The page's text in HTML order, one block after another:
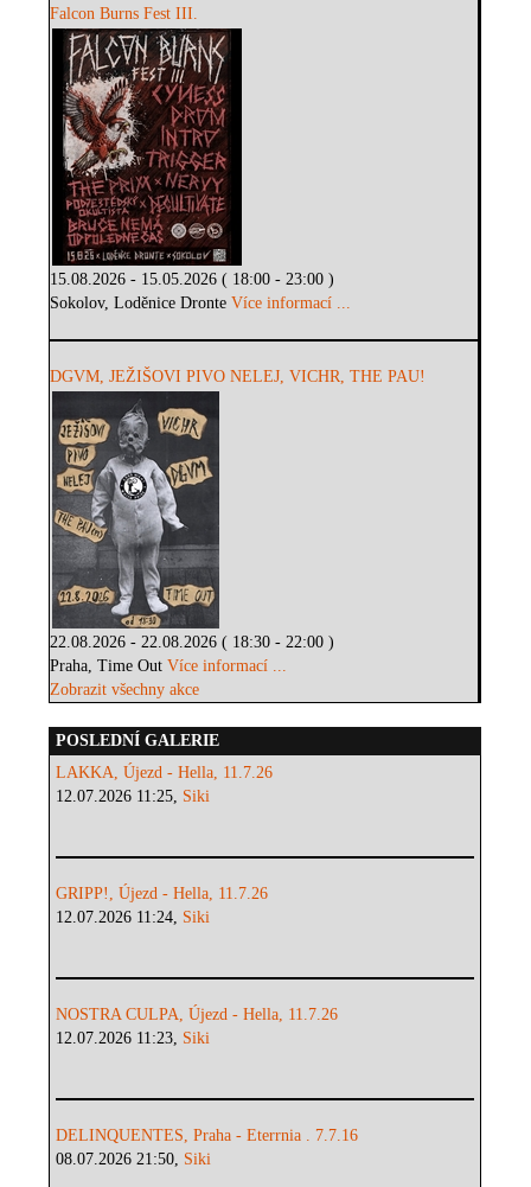
Falcon Burns Fest III.
15.08.2026 - 15.05.2026 ( 18:00 - 23:00 )
Sokolov, Loděnice DronteVíce informací ...
DGVM, JEŽIŠOVI PIVO NELEJ, VICHR, THE PAU!
22.08.2026 - 22.08.2026 ( 18:30 - 22:00 )
Praha, Time OutVíce informací ...
Zobrazit všechny akce
POSLEDNÍ GALERIE
LAKKA, Újezd - Hella, 11.7.26
12.07.2026 11:25, Siki
GRIPP!, Újezd - Hella, 11.7.26
12.07.2026 11:24, Siki
NOSTRA CULPA, Újezd - Hella, 11.7.26
12.07.2026 11:23, Siki
DELINQUENTES, Praha - Eterrnia . 7.7.16
08.07.2026 21:50, Siki